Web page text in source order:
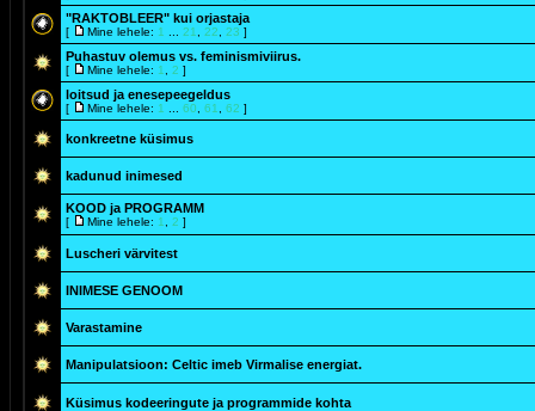
"RAKTOBLEER" kui orjastaja
[ Mine lehele: 1 21 22 23 ]
Puhastuv olemus vs. feminismiviirus.
[ Mine lehele: 1 2 ]
loitsud ja enesepeegeldus
[ Mine lehele: 1 60 61 62 ]
konkreetne küsimus
kadunud inimesed
KOOD ja PROGRAMM
[ Mine lehele: 1 2 ]
Luscheri värvitest
INIMESE GENOOM
Varastamine
Manipulatsioon: Celtic imeb Virmalise energiat.
Küsimus kodeeringute ja programmide kohta